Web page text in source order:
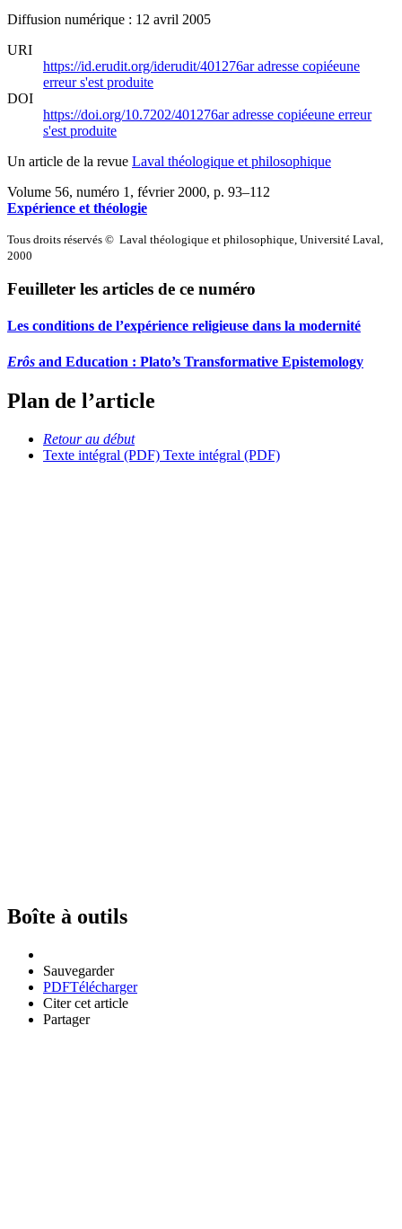
Diffusion numérique : 12 avril 2005
URI
https://id.erudit.org/iderudit/401276aradresse copiéeune
erreur s'est produite
DOI
https://doi.org/10.7202/401276aradresse copiéeune erreur
s'est produite
Un article de la revue Laval théologique et philosophique
Volume 56, numéro 1, février 2000, p. 93–112
Expérience et théologie
Tous droits réservés © Laval théologique et philosophique, Université Laval,
2000
Feuilleter les articles de ce numéro
Les conditions de l’expérience religieuse dans la modernité
Erôs and Education : Plato’s Transformative Epistemology
Plan de l’article
Retour au début
Texte intégral (PDF) Texte intégral (PDF)
Boîte à outils
Sauvegarder
PDFTélécharger
Citer cet article
Partager